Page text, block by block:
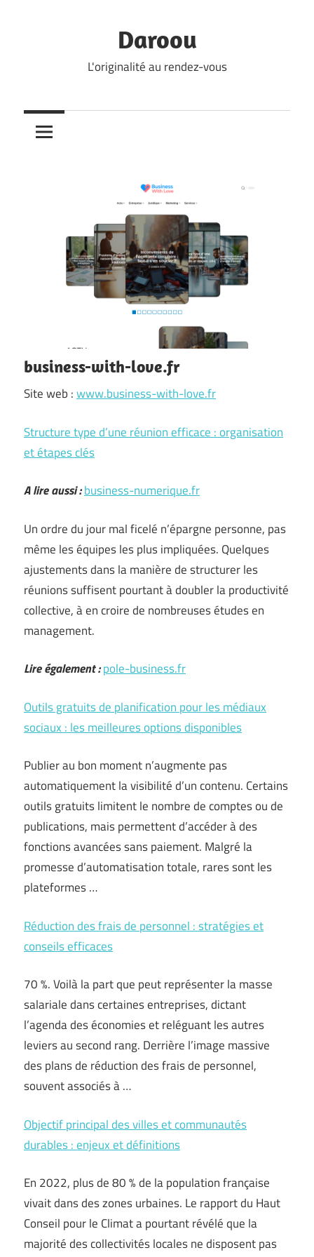
Daroou
L'originalité au rendez-vous
business-with-love.fr
Site web :www.business-with-love.fr
Structure type d’une réunion efficace : organisation
et étapes clés
A lire aussi :business-numerique.fr
Un ordre du jour mal ficelé n’épargne personne, pas
même les équipes les plus impliquées. Quelques
ajustements dans la manière de structurer les
réunions suffisent pourtant à doubler la productivité
collective, à en croire de nombreuses études en
management.
Lire également :pole-business.fr
Outils gratuits de planification pour les médiaux
sociaux : les meilleures options disponibles
Publier au bon moment n’augmente pas
automatiquement la visibilité d’un contenu. Certains
outils gratuits limitent le nombre de comptes ou de
publications, mais permettent d’accéder à des
fonctions avancées sans paiement. Malgré la
promesse d’automatisation totale, rares sont les
plateformes …
Réduction des frais de personnel : stratégies et
conseils efficaces
70 %. Voilà la part que peut représenter la masse
salariale dans certaines entreprises, dictant
l’agenda des économies et reléguant les autres
leviers au second rang. Derrière l’image massive
des plans de réduction des frais de personnel,
souvent associés à …
Objectif principal des villes et communautés
durables : enjeux et définitions
En 2022, plus de 80 % de la population française
vivait dans des zones urbaines. Le rapport du Haut
Conseil pour le Climat a pourtant révélé que la
majorité des collectivités locales ne disposent pas